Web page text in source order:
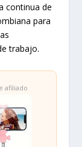
continua de
para
trabajo.
afiliado